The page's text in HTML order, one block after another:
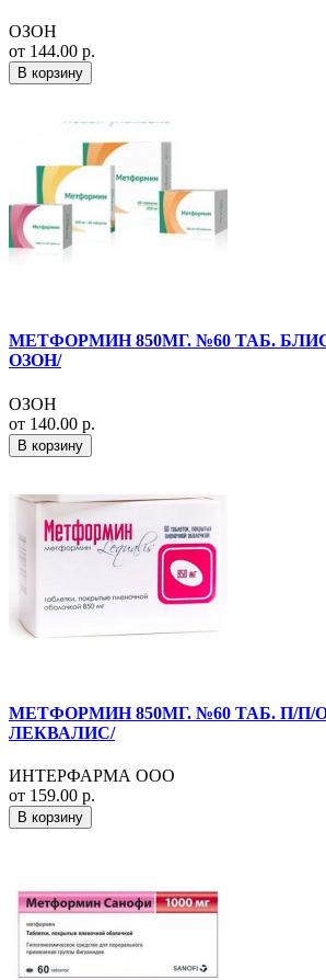
ОЗОН
от 144.00 р.
В корзину
МЕТФОРМИН 850МГ. №60 ТАБ.
ОЗОН/
ОЗОН
от 140.00 р.
В корзину
МЕТФОРМИН 850МГ. №60 ТАБ. П/
ЛЕКВАЛИС/
ИНТЕРФАРМА ООО
от 159.00 р.
В корзину